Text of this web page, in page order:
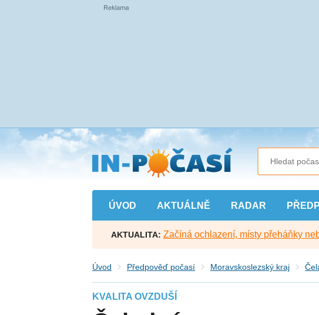
Přejít
na
hlavní
obsah
ÚVOD AKTUÁLNĚ RADAR
AKTUALITA: Začíná ochlazení, místy přeháňky
Úvod Předpověď počasí Moravskoslezský kraj
KVALITA OVZDUŠÍ